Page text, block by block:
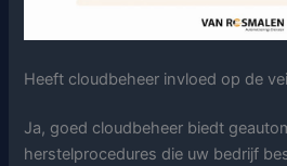
Heeft cloudbeheer invloed op de
Ja, goed cloudbeheer biedt
herstelprocedures die uw bedrijf